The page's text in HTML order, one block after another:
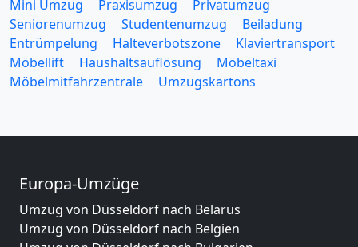
Mini Umzug
Praxisumzug
Privatumzug
Seniorenumzug
Studentenumzug
Beiladung
Entrümpelung
Halteverbotszone
Klaviertransport
Möbellift
Haushaltsauflösung
Möbeltaxi
Möbelmitfahrzentrale
Umzugskartons
Europa-Umzüge
Umzug von Düsseldorf nach Belarus
Umzug von Düsseldorf nach Belgien